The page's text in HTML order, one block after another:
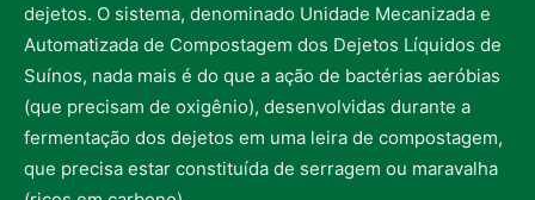
dejetos. O sistema, denominado Unidade Mecanizada e
Automatizada de Compostagem dos Dejetos Líquidos de
Suínos, nada mais é do que a ação de bactérias aeróbias
(que precisam de oxigênio), desenvolvidas durante a
fermentação dos dejetos em uma leira de compostagem,
que precisa estar constituída de serragem ou maravalha